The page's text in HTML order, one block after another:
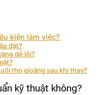
kiện làm việc?
đặt?
dễ lỗi?
thọ gioăng sau khi thay?
kỹ thuật không?